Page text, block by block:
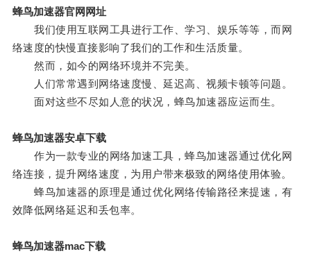
蜂鸟加速器官网网址
我们使用互联网工具进行工作、学习、娱乐等等，而网
络速度的快慢直接影响了我们的工作和生活质量。
然而，如今的网络环境并不完美。
人们常常遇到网络速度慢、延迟高、视频卡顿等问题。
面对这些不尽如人意的状况，蜂鸟加速器应运而生。
蜂鸟加速器安卓下载
作为一款专业的网络加速工具，蜂鸟加速器通过优化网
络连接，提升网络速度，为用户带来极致的网络使用体验。
蜂鸟加速器的原理是通过优化网络传输路径来提速，有
效降低网络延迟和丢包率。
蜂鸟加速器mac下载